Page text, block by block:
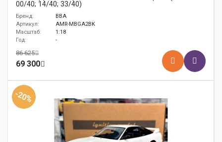
00/40; 14/40; 33/40)
Бренд:
BBA
Артикул:
AMR-MBGA2BK
Масштаб:
1:18
Год:
-
86 625
69 300
-20%